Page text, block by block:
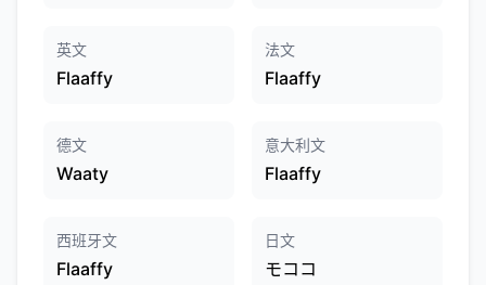
英文
Flaaffy
法文
Flaaffy
德文
Waaty
意大利文
Flaaffy
西班牙文
Flaaffy
日文
モココ